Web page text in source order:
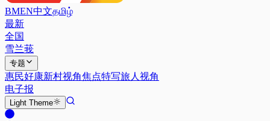
BMEN中文தமிழ்
最新
全国
雪兰莪
专题
惠民好康新村视角焦点特写旅人视角
电子报
Light Theme